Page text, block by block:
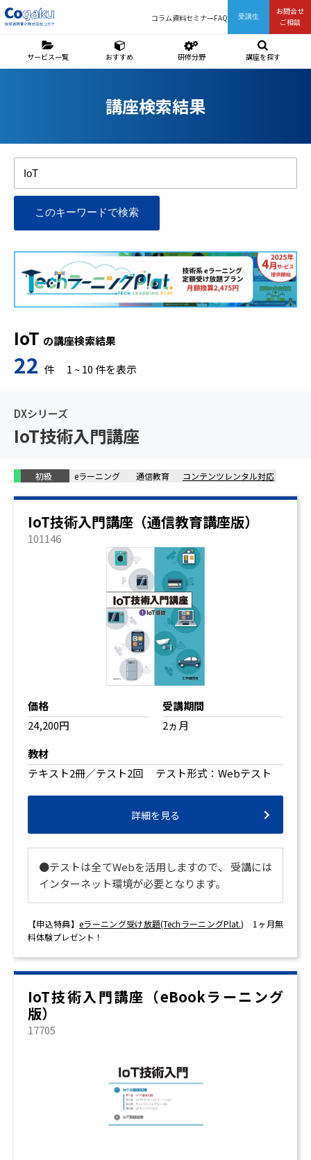
コラム資料セミナーFAQ 受講生
お問合せ
ご相談
サービス一覧 おすすめ 研修分野 講座を探す
講座検索結果
IoT の講座検索結果
22 件 1~10 件を表示
DXシリーズ
IoT技術入門講座
初級 eラーニング 通信教育 コンテンツレンタル対応
IoT技術入門講座（通信教育講座版）
101146
価格
24,200円
受講期間
2ヵ月
教材
テキスト2冊／テスト2回 テスト形式：Webテスト
詳細を見る
●テストは全てWebを活用しますので、 受講には
インターネット環境が必要となります。
【申込特典】 eラーニング受け放題(TechラーニングPlat.) 1ヶ月無
料体験プレゼント！
IoT技術入門講座（eBookラーニング
版）
17705